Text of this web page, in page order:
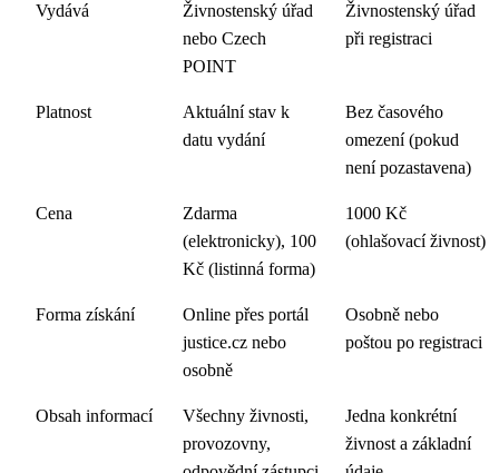
Vydává
Živnostenský úřad
nebo Czech
POINT
Živnostenský úřad
při registraci
Platnost
Aktuální stav k
datu vydání
Bez časového
omezení (pokud
není pozastavena)
Cena
Zdarma
(elektronicky), 100
Kč (listinná forma)
1000 Kč
(ohlašovací živnost)
Forma získání
Online přes portál
justice.cz nebo
osobně
Osobně nebo
poštou po registraci
Obsah informací
Všechny živnosti,
provozovny,
Jedna konkrétní
živnost a základní